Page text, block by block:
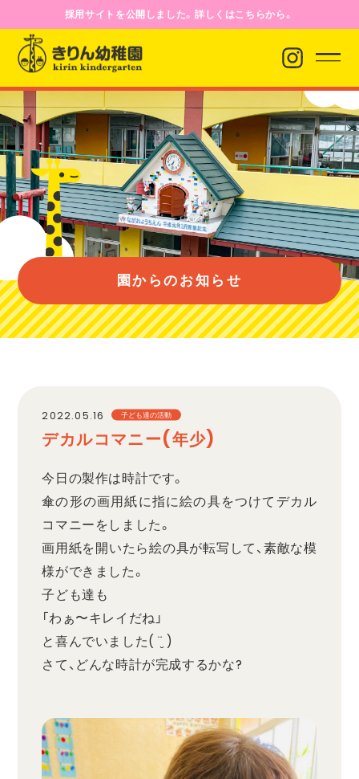
採用サイトを公開しました。詳しくはこちらから。
園からのお知らせ
園について
園のようす
バス経路
プライバシーポリシー
園からのお知らせ
2022.05.16 子ども達の活動
デカルコマニー(年少)
今日の製作は時計です。
傘の形の画用紙に指に絵の具をつけてデカル
コマニーをしました。
画用紙を開いたら絵の具が転写して、素敵な模
様ができました。
子ども達も
「わぁ〜キレイだね」
と喜んでいました( ¨̮ )
さて、どんな時計が完成するかな?